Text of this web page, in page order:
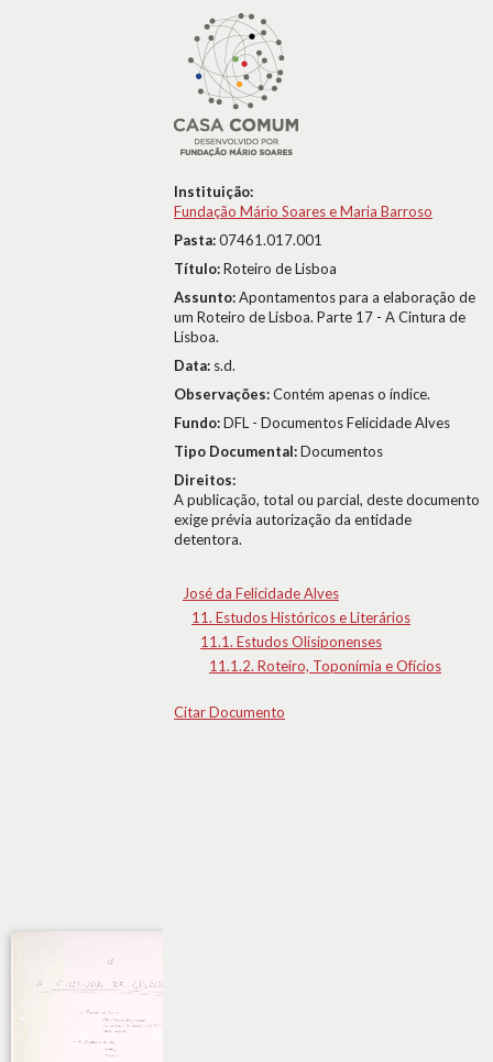
Instituição:
Fundação Mário Soares e Maria Barroso
Pasta:07461.017.001
Título:Roteiro de Lisboa
Assunto:Apontamentos para a elaboração de
um Roteiro de Lisboa. Parte 17 - A Cintura de
Lisboa.
Data: s.d.
Observações:Contém apenas o índice.
Fundo:DFL - Documentos Felicidade Alves
Tipo Documental:Documentos
Direitos:
A publicação, total ou parcial, deste documento
exige prévia autorização da entidade
detentora.
José da Felicidade Alves
11. Estudos Históricos e Literários
11.1. Estudos Olisiponenses
11.1.2. Roteiro, Toponímia e Ofícios
Citar Documento